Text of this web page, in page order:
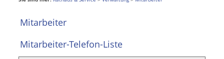
Mitarbeiter
Mitarbeiter-Telefon-Liste